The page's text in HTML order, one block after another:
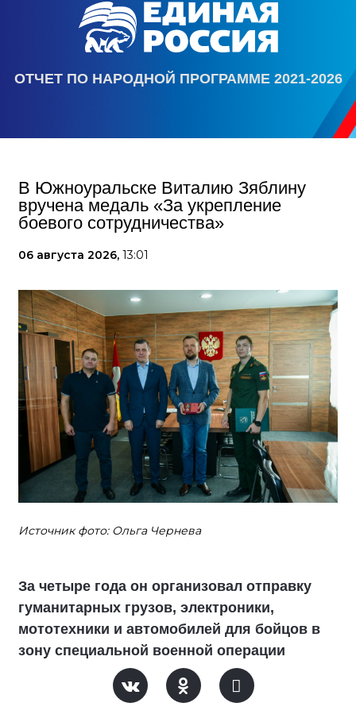
ОТЧЕТ ПО НАРОДНОЙ ПРОГРАММЕ 2021-2026
В Южноуральске Виталию Зяблину
вручена медаль «За укрепление
боевого сотрудничества»
06 августа 2026, 13:01
Источник фото: Ольга Чернева
За четыре года он организовал отправку
гуманитарных грузов, электроники,
мототехники и автомобилей для бойцов в
зону специальной военной операции